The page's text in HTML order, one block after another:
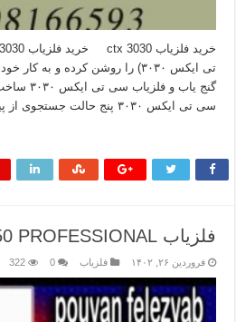
تی ایکس ۳۰۳۰) را روشن کرده و به
گنج یاب و
سی تی ایکس ۳۰۳۰ پنج حالت جستجوی از پیش …
فلزیاب BR 750 PROFESSIONAL
فروردین ۲۶, ۱۴۰۲ فلزیاب 0
322